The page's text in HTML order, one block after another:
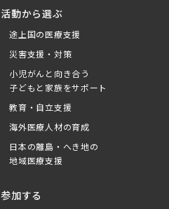
活動から選ぶ
途上国の医療支援
災害支援・対策
小児がんと向き合う
子どもと家族をサポート
教育・自立支援
海外医療人材の育成
日本の離島・へき地の
地域医療支援
参加する